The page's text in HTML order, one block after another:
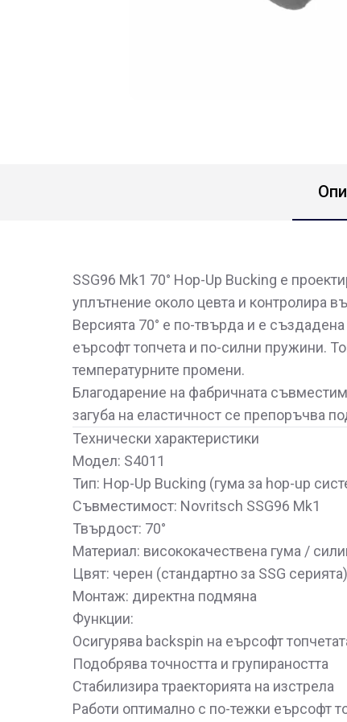
SSG96 Mk1 70° Hop-Up Bucking е
уплътнение около цевта и контролира
Версията 70° е по-твърда и е
еърсофт топчета и по-силни пружини.
температурните промени.
Благодарение на фабричната
загуба на еластичност се препоръчва
Технически характеристики
Модел: S4011
Тип: Hop-Up Bucking (гума за hop-up
Съвместимост: Novritsch SSG96 Mk1
Твърдост: 70°
Материал: висококачествена гума /
Цвят: черен (стандартно за SSG серията)
Монтаж: директна подмяна
Функции:
Осигурява backspin на еърсофт
Подобрява точността и групираността
Стабилизира траекторията на изстрела
Работи оптимално с по-тежки еърсофт